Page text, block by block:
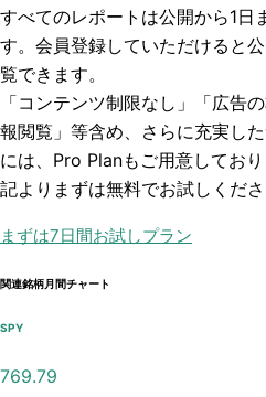
すべてのレポートは公開から1日
す。会員登録していただけると
覧できます。
「コンテンツ制限なし」「広告
報閲覧」 等含め、さらに充実し
には、Pro Planもご用意してお
記よりまずは無料でお試しくださ
まずは7日間お試しプラン
関連銘柄月間チャート
SPY
769.79